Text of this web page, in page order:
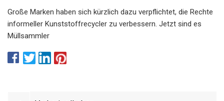
Große Marken haben sich kürzlich dazu verpflichtet, die Rechte
informeller Kunststoffrecycler zu verbessern. Jetzt sind es
Müllsammler